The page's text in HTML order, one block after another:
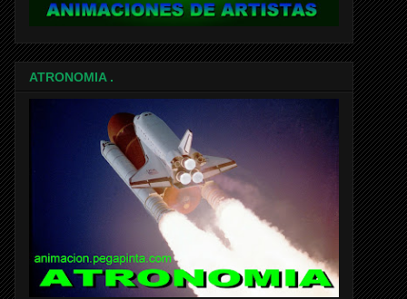
ATRONOMIA .